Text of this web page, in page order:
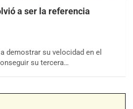
a ser la referencia
demostrar su velocidad en el
su tercera…
E-KART.COM.AR
6